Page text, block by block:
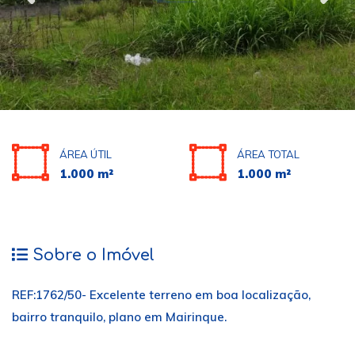
ÁREA ÚTIL
1.000 m²
ÁREA TOTAL
1.000 m²
Sobre o Imóvel
REF:1762/50- Excelente terreno em boa localização,
bairro tranquilo, plano em Mairinque.